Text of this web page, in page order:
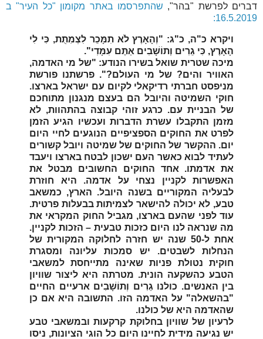
דברים לפרשת "בהר", שהתפרסמו באתר מקומון "כל העיר" ב
16.5.2019:
ויקרא כ"ה, כ"ג: "וְהָאָרֶץ לֹא תִמָּכֵר לִצְמִתֻת, כִּי לִי
הָאָרֶץ, כִּי גֵרִים וְתוֹשָׁבִים אַתֶּם עִמָּדִי".
מיכה שטרית שואל בשירו הנודע: "של מי האדמה,
האוויר והים? של מי העולם?". פרשתנו פורשת
מניפסט חברתי רדיקאלי לקיום עם ישראל בארצו.
חוקי השמיטה והיובל הם בעצם מנגנון מתוחכם
של הבניית עם. כרגע זוהי קבוצה בהתהוות, לא
מזמן התקבלו עשרת הדברות ועכשיו הגיע הזמן
לפרט את החוקים הספציפיים הנוגעים לחיי היום
יום. ההקשר של החוקים של שמיטה ויובל קשורים
לעתיד לבוא כאשר העם ישכון לבטח בארצו ויעבד
את אדמתו. אחד החוקים החשובים מבטל את
האפשרות לקניין נצחי על אדמה. היא חוזרת
לבעליה המקוריים בשנה היובל. הארץ, כמשאב
טבע, לא יכולה להישאר לצמיתות בבעלות פרטית.
עוד לפני שהעם בארצו, מגביל החוק המקראי את
מה שנראה לנו היום כזכות טבעית – הזכות לקניין.
אחת ל-50 שנה יש חזרה לחלוקה המקורית של
הנחלות לשבטים. יש סמכות עליונה ומסגרת
חוקית נטולת פניות שאינה מתייחסת למשאבי
הטבע כהשקעה הונית. מטרתה היא ליצור שוויון
בין האנשים. כולנו גֵרִים וְתוֹשָׁבִים ארעיים החיים
"בהשאלה" על האדמה הזו. התשובה היא אם כן
שהאדמה היא של כולנו.
לרעיון של שוויון בחלוקת קרקעות ובמשאבי טבע
יש נגיעה מידית לחיינו היום כל הוגי הציונות, ניסו